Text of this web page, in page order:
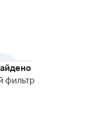
фильтр